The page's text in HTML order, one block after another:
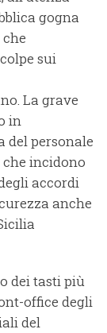
gogna
sui
La grave
in
del personale
incidono
accordi
anche
dei tasti più
office degli
del